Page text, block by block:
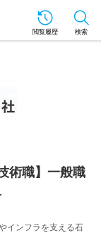
閲覧履歴 検索
術職】一般職
インフラを支える石